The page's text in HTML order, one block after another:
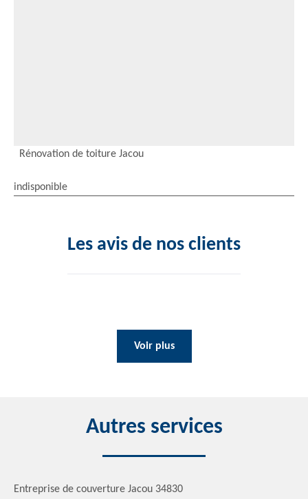
Rénovation de toiture Jacou
indisponible
Les avis de nos clients
Voir plus
Autres services
Entreprise de couverture Jacou 34830